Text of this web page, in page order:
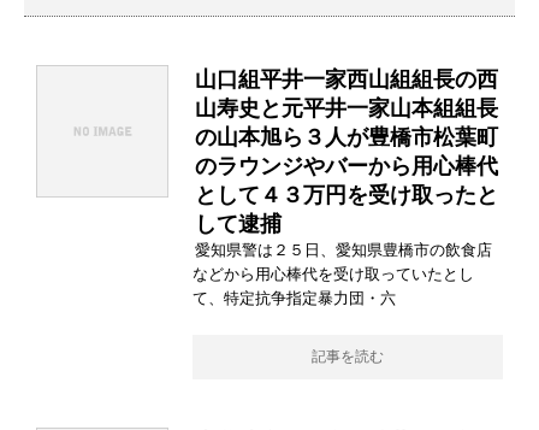
山口組平井一家西山組組長の西
山寿史と元平井一家山本組組長
の山本旭ら３人が豊橋市松葉町
のラウンジやバーから用心棒代
として４３万円を受け取ったと
して逮捕
愛知県警は２５日、愛知県豊橋市の飲食店
などから用心棒代を受け取っていたとし
て、特定抗争指定暴力団・六
記事を読む